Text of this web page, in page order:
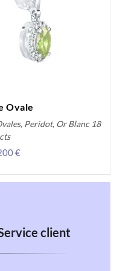
Ovale
Peridot, Or Blanc 18
cts
€
client